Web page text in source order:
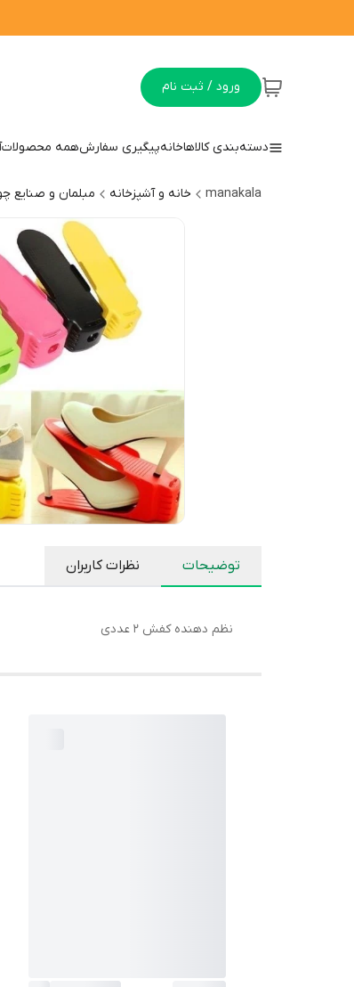
ورود / ثبت نام
دسته‌بندی کالاهاخانهپیگیری سفارشهمه محصولات
manakala خانه و آشپزخانه مبلمان و صنایع
توضیحات نظرات کاربران
نظم دهنده کفش 2 عددی